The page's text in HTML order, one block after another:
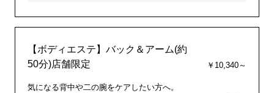
【ボディエステ】バック＆アーム(約
50分)店舗限定
￥10,340～
気になる背中や二の腕をケアしたい方へ。